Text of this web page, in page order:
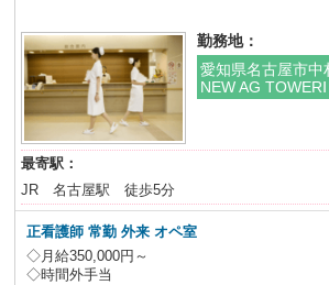
勤務地：
愛知県名古屋市
NEW AG
最寄駅：
JR 名古屋駅 徒歩5分
正看護師 常勤 外来 オペ室
◇月給350,000円～
◇時間外手当